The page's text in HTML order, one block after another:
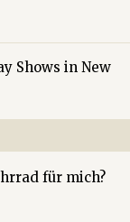
Shows in New
für mich?